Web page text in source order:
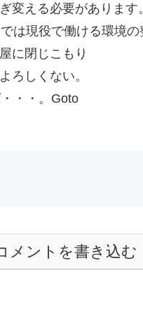
変える必要があります。
は現役で働ける環境の
に閉じこもり
ろしくない。
・・。Goto
メントを書き込む